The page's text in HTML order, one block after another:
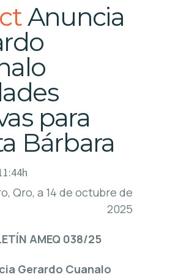
Anuncia
para
Bárbara
Qro, a 14 de octubre de
2025
AMEQ 038/25
Gerardo Cuanalo